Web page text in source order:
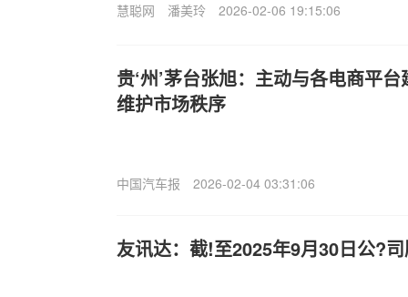
慧聪网 潘美玲 2026-02-06 19:15:06
贵‘州’茅台张旭：主动与各电商平
维护市场秩序
中国汽车报 2026-02-04 03:31:06
友讯达：截!至2025年9月30日公?